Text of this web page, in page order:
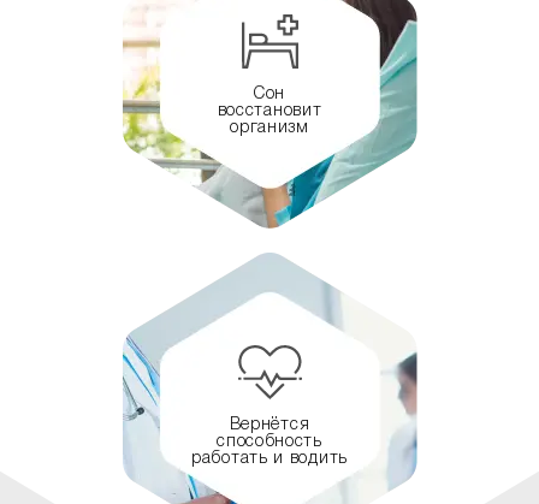
Сон
восстановит
организм
Вернётся
способность
работать и водить